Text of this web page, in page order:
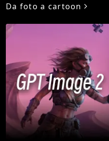
Da foto a cartoon